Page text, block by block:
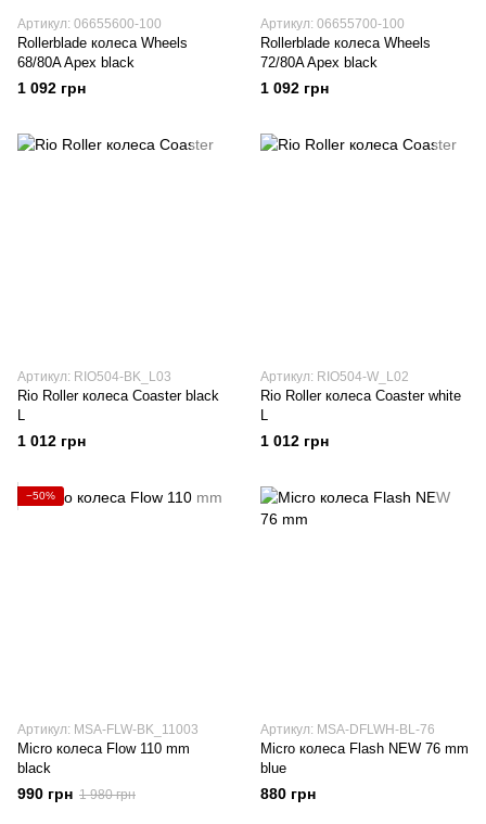
Артикул: 06655600-100
Rollerblade колеса Wheels
68/80A Apex black
1 092 грн
Артикул: 06655700-100
Rollerblade колеса Wheels
72/80A Apex black
1 092 грн
Артикул: RIO504-BK_L03
Rio Roller колеса Coaster black
L
1 012 грн
Артикул: RIO504-W_L02
Rio Roller колеса Coaster white
L
1 012 грн
−50%
Артикул: MSA-FLW-BK_11003
Micro колеса Flow 110 mm
black
990 грн 1 980 грн
Артикул: MSA-DFLWH-BL-76
Micro колеса Flash NEW 76 mm
blue
880 грн